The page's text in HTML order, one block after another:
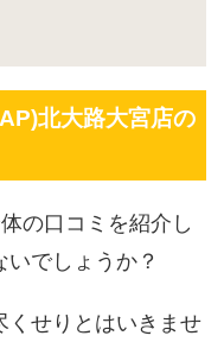
北大路大宮店の
の口コミを紹介し
でしょうか？
くせりとはいきませ